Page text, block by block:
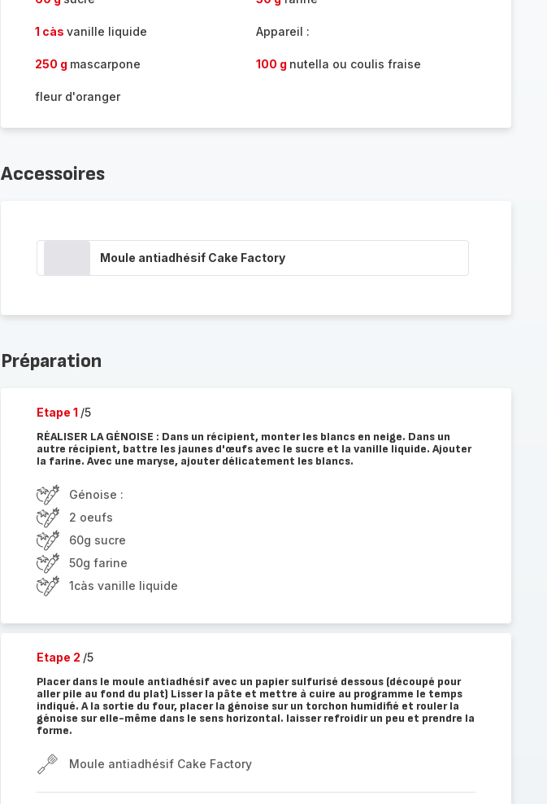
1 càs vanille liquide Appareil :
250 g mascarpone 100 g nutella ou coulis fraise
fleur d'oranger
Accessoires
Moule antiadhésif Cake Factory
Préparation
Etape 1 /5
RÉALISER LA GÉNOISE : Dans un récipient, monter les blancs en neige. Dans un
autre récipient, battre les jaunes d'œufs avec le sucre et la vanille liquide. Ajouter
la farine. Avec une maryse, ajouter délicatement les blancs.
Génoise :
2 oeufs
60g sucre
50g farine
1càs vanille liquide
Etape 2 /5
Placer dans le moule antiadhésif avec un papier sulfurisé dessous (découpé pour
aller pile au fond du plat) Lisser la pâte et mettre à cuire au programme le temps
indiqué. A la sortie du four, placer la génoise sur un torchon humidifié et rouler la
génoise sur elle-même dans le sens horizontal. laisser refroidir un peu et prendre la
forme.
Moule antiadhésif Cake Factory